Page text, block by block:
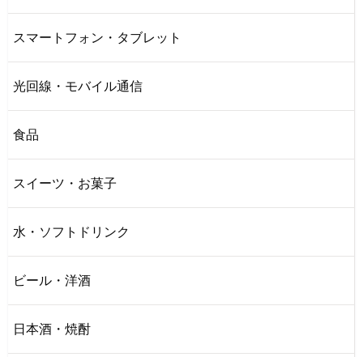
スマートフォン・タブレット
光回線・モバイル通信
食品
スイーツ・お菓子
水・ソフトドリンク
ビール・洋酒
日本酒・焼酎